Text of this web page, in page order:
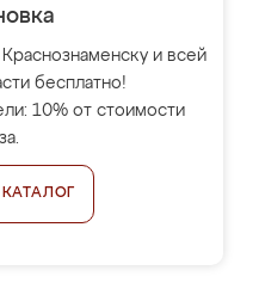
и всей
бесплатно!
10% от стоимости